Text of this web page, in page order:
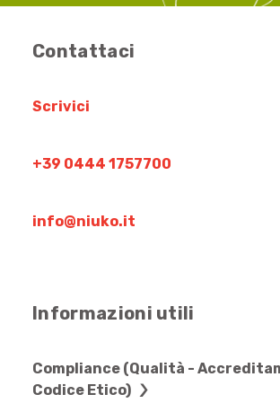
Contattaci
Scrivici
+39 0444 1757700
info@niuko.it
Informazioni utili
Compliance (Qualità -
Codice Etico)